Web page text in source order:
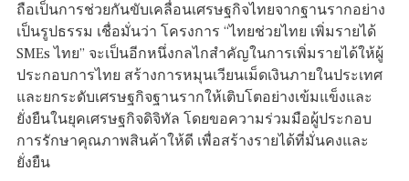
ถือเป็นการช่วยกันขับเคลื่อนเศรษฐกิจไทยจากฐานรากอย่าง
เป็นรูปธรรม เชื่อมั่นว่า โครงการ “ไทยช่วยไทย เพิ่มรายได้
SMEs ไทย” จะเป็นอีกหนึ่งกลไกสำคัญในการเพิ่มรายได้ให้ผู้
ประกอบการไทย สร้างการหมุนเวียนเม็ดเงินภายในประเทศ
และยกระดับเศรษฐกิจฐานรากให้เติบโตอย่างเข้มแข็งและ
ยั่งยืนในยุคเศรษฐกิจดิจิทัล โดยขอความร่วมมือผู้ประกอบ
การรักษาคุณภาพสินค้าให้ดี เพื่อสร้างรายได้ที่มั่นคงและ
ยั่งยืน